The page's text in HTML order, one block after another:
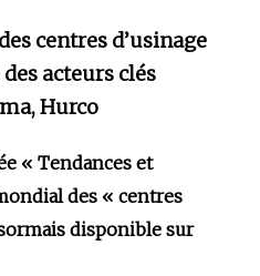
centres d’usinage
des acteurs clés
Hurco
« Tendances et
des « centres
disponible sur